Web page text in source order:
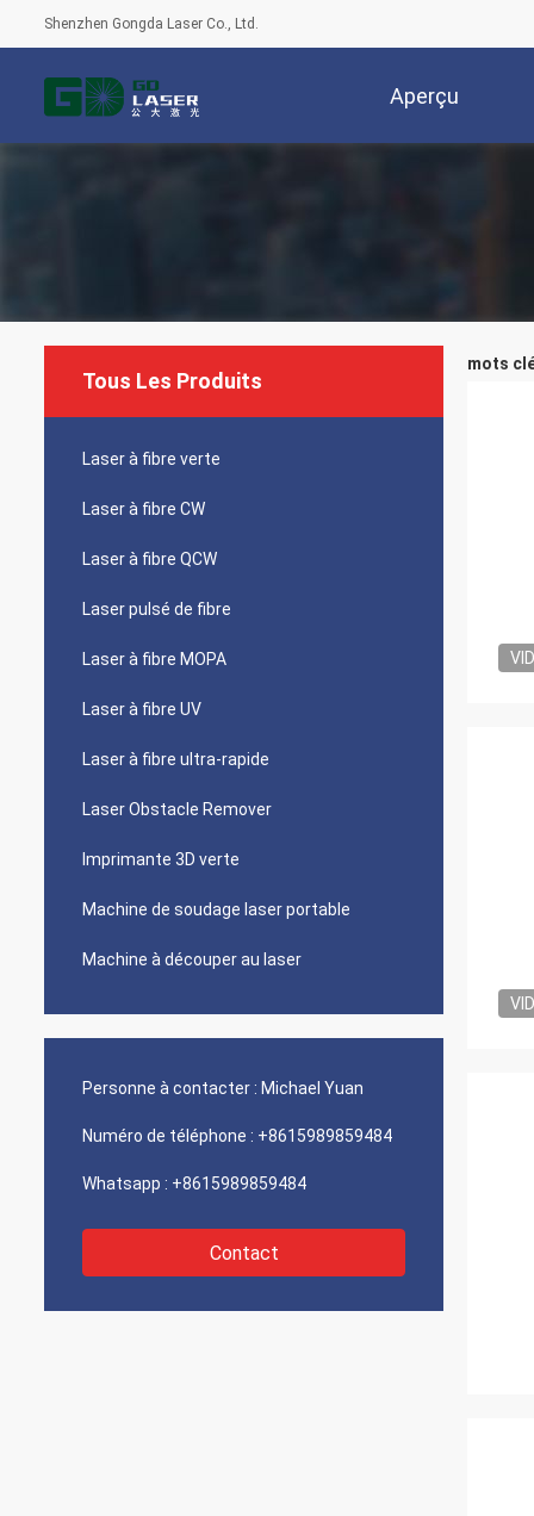
Shenzhen Gongda Laser Co., Ltd.
Aperçu
Tous Les Produits
Laser à fibre verte
Laser à fibre CW
Laser à fibre QCW
Laser pulsé de fibre
Laser à fibre MOPA
Laser à fibre UV
Laser à fibre ultra-rapide
Laser Obstacle Remover
Imprimante 3D verte
Machine de soudage laser portable
Machine à découper au laser
Personne à contacter : Michael Yuan
Numéro de téléphone : +8615989859484
Whatsapp : +8615989859484
Contact
mots